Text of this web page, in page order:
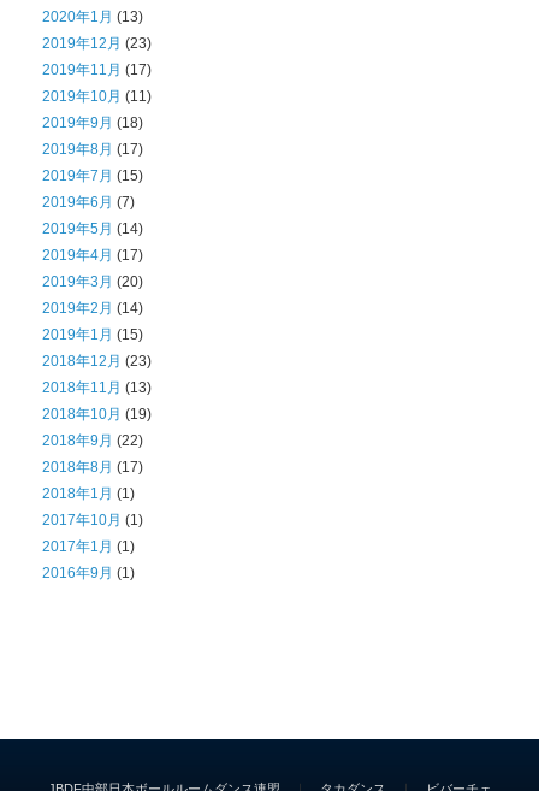
2020年1月 (13)
2019年12月 (23)
2019年11月 (17)
2019年10月 (11)
2019年9月 (18)
2019年8月 (17)
2019年7月 (15)
2019年6月 (7)
2019年5月 (14)
2019年4月 (17)
2019年3月 (20)
2019年2月 (14)
2019年1月 (15)
2018年12月 (23)
2018年11月 (13)
2018年10月 (19)
2018年9月 (22)
2018年8月 (17)
2018年1月 (1)
2017年10月 (1)
2017年1月 (1)
2016年9月 (1)